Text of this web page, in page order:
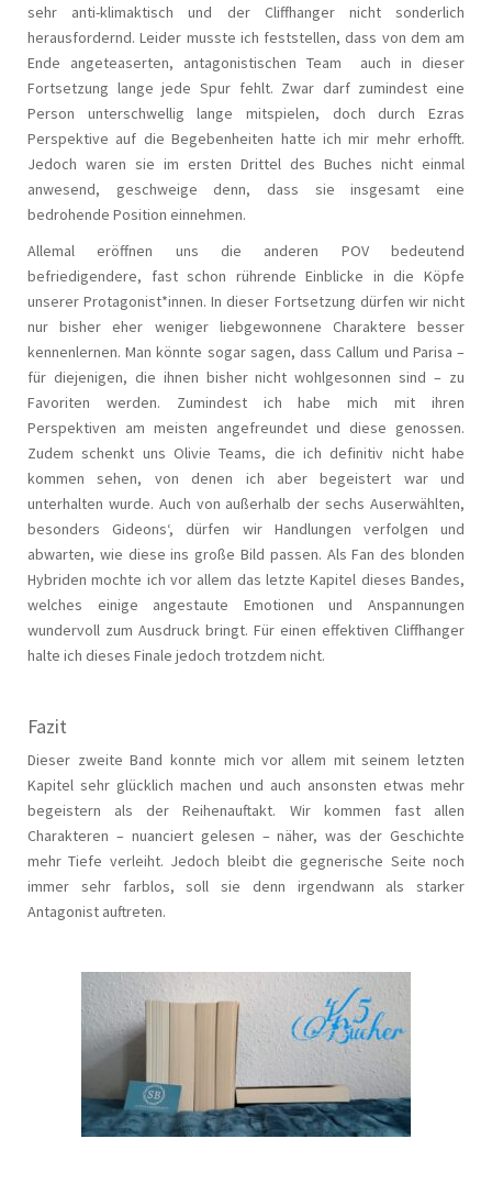
sehr anti-klimaktisch und der Cliffhanger nicht sonderlich
herausfordernd. Leider musste ich feststellen, dass von dem am
Ende angeteaserten, antagonistischen Team auch in dieser
Fortsetzung lange jede Spur fehlt. Zwar darf zumindest eine
Person unterschwellig lange mitspielen, doch durch Ezras
Perspektive auf die Begebenheiten hatte ich mir mehr erhofft.
Jedoch waren sie im ersten Drittel des Buches nicht einmal
anwesend, geschweige denn, dass sie insgesamt eine
bedrohende Position einnehmen.
Allemal eröffnen uns die anderen POV bedeutend
befriedigendere, fast schon rührende Einblicke in die Köpfe
unserer Protagonist*innen. In dieser Fortsetzung dürfen wir nicht
nur bisher eher weniger liebgewonnene Charaktere besser
kennenlernen. Man könnte sogar sagen, dass Callum und Parisa –
für diejenigen, die ihnen bisher nicht wohlgesonnen sind – zu
Favoriten werden. Zumindest ich habe mich mit ihren
Perspektiven am meisten angefreundet und diese genossen.
Zudem schenkt uns Olivie Teams, die ich definitiv nicht habe
kommen sehen, von denen ich aber begeistert war und
unterhalten wurde. Auch von außerhalb der sechs Auserwählten,
besonders Gideons‘, dürfen wir Handlungen verfolgen und
abwarten, wie diese ins große Bild passen. Als Fan des blonden
Hybriden mochte ich vor allem das letzte Kapitel dieses Bandes,
welches einige angestaute Emotionen und Anspannungen
wundervoll zum Ausdruck bringt. Für einen effektiven Cliffhanger
halte ich dieses Finale jedoch trotzdem nicht.
Fazit
Dieser zweite Band konnte mich vor allem mit seinem letzten
Kapitel sehr glücklich machen und auch ansonsten etwas mehr
begeistern als der Reihenauftakt. Wir kommen fast allen
Charakteren – nuanciert gelesen – näher, was der Geschichte
mehr Tiefe verleiht. Jedoch bleibt die gegnerische Seite noch
immer sehr farblos, soll sie denn irgendwann als starker
Antagonist auftreten.